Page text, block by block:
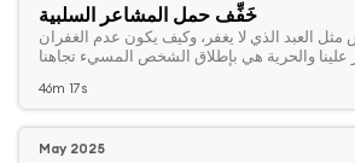
خَفِّف حمل المشاعر السلبية
العبد الذي لا يغفر، وكيف يكون عدم الغفران
علينا والحرية هي بإطلاق الشخص المسيء تجاهنا
46m 17s
May 2025